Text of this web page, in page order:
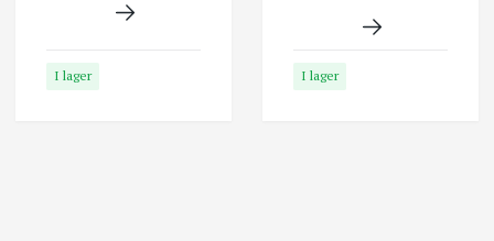
I lager I lager